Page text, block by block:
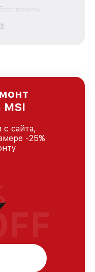
для
MSI, вне
уровень
клиентов.
MSI
с сайта,
-25%